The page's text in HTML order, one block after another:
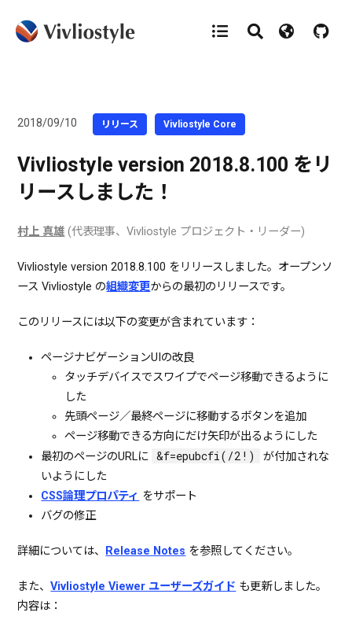
2018/09/10 リリース Vivliostyle Core
Vivliostyle version 2018.8.100 をリ
リースしました！
村上 真雄 (代表理事、Vivliostyle プロジェクト・リーダー)
Vivliostyle version 2018.8.100 をリリースしました。オープンソ
ース Vivliostyle の組織変更からの最初のリリースです。
このリリースには以下の変更が含まれています：
ページナビゲーションUIの改良
タッチデバイスでスワイプでページ移動できるように
した
先頭ページ／最終ページに移動するボタンを追加
ページ移動できる方向にだけ矢印が出るようにした
最初のページのURLに
&f=epubcfi(/2!)
が付加されな
いようにした
CSS論理プロパティ をサポート
バグの修正
詳細については、 Release Notes を参照してください。
また、Vivliostyle Viewer ユーザーズガイド も更新しました。
内容は：